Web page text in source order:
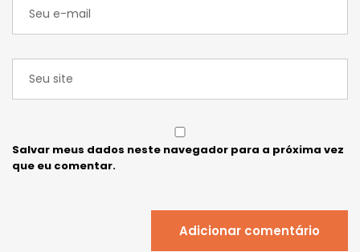
Salvar meus dados neste navegador para a próxima vez
que eu comentar.
Adicionar comentário